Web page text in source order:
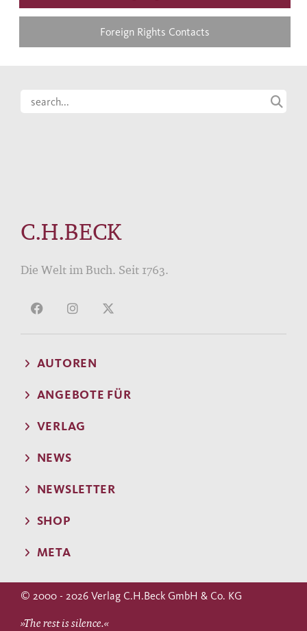
Foreign Rights Contacts
C.H.BECK
Die Welt im Buch. Seit 1763.
AUTOREN
ANGEBOTE FÜR
VERLAG
NEWS
NEWSLETTER
SHOP
META
© 2000 - 2026 Verlag C.H.Beck GmbH & Co. KG
»The rest is silence.«